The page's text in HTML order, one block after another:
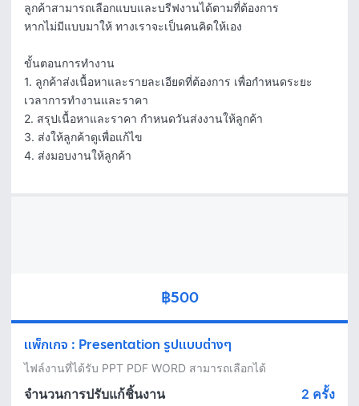
ลูกค้าสามารถเลือกแบบและบรีฟงานได้ตามที่ต้องการ
หากไม่มีแบบมาให้ ทางเราจะเป็นคนคิดให้เอง
ขั้นตอนการทำงาน
1. ลูกค้าส่งเนื้อหาและรายละเอียดที่ต้องการ เพื่อกำหนดระยะ
เวลาการทำงานและราคา
2. สรุปเนื้อหาและราคา กำหนดวันส่งงานให้ลูกค้า
3. ส่งให้ลูกค้าดูเพื่อแก้ไข
4. ส่งมอบงานให้ลูกค้า
฿500
แพ็กเกจ : Presentation รูปแบบต่างๆ
ไฟล์งานที่ได้รับ PPT PDF WORD สามารถเลือกได้
จำนวนการปรับแก้ชิ้นงาน
2 ครั้ง